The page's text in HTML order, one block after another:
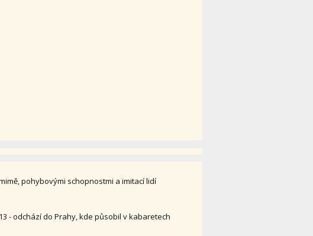
pohybovými schopnostmi a imitací lidí
- odchází do Prahy, kde působil v kabaretech